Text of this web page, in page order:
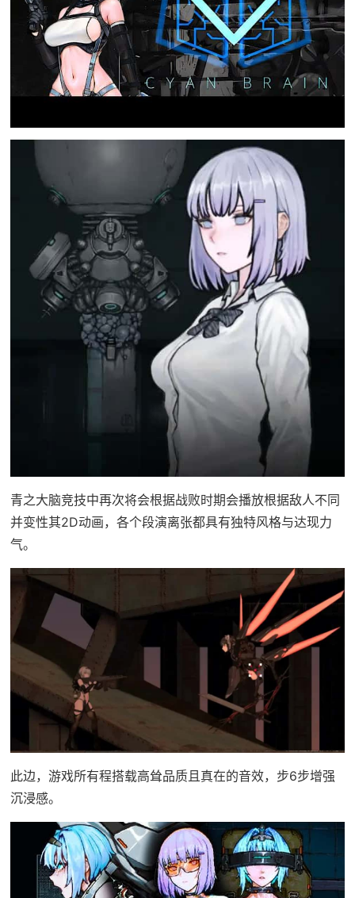
青之大脑竞技中再次将会根据战败时期会播放根据敌人不同
并变性其2D动画，各个段演离张都具有独特风格与达现力
气。
此边，游戏所有程搭载高耸品质且真在的音效，步6步增强
沉浸感。